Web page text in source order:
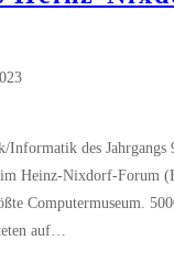
des Jahrgangs
Heinz-Nixdorf-Forum
Computermuseum.
auf…